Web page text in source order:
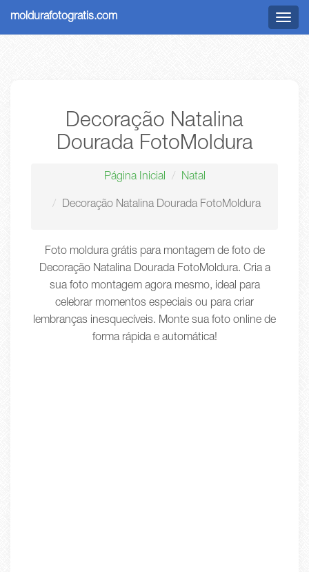
Menu
moldurafotogratis.com
Decoração Natalina
Dourada FotoMoldura
Página Inicial Natal
Decoração Natalina Dourada FotoMoldura
Foto moldura grátis para montagem de foto de
Decoração Natalina Dourada FotoMoldura. Cria a
sua foto montagem agora mesmo, ideal para
celebrar momentos especiais ou para criar
lembranças inesquecíveis. Monte sua foto online de
forma rápida e automática!